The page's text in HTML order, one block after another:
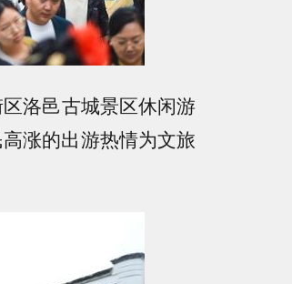
洛邑古城景区休闲游
涨的出游热情为文旅